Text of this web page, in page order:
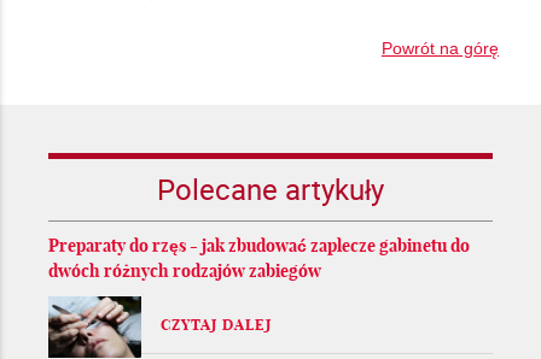
Powrót na górę
Polecane artykuły
Preparaty do rzęs - jak zbudować zaplecze gabinetu do
dwóch różnych rodzajów zabiegów
CZYTAJ DALEJ